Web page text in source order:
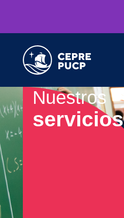
Nuestros
servicios